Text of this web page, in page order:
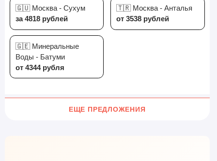
🇬🇺 Москва - Сухум
за 4818 рублей
🇹🇷 Москва - Анталья
от 3538 рублей
🇬🇪 Минеральные
Воды - Батуми
от 4344 рубля
ЕЩЕ ПРЕДЛОЖЕНИЯ